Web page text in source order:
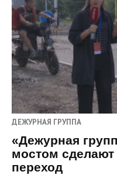
ДЕЖУРНАЯ ГРУППА
«Дежурная
мостом
переход